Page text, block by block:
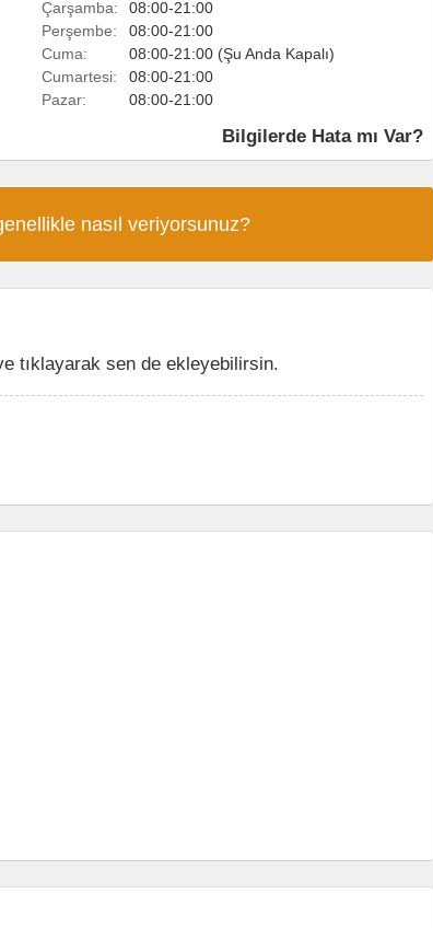
Çarşamba:
08:00-21:00
Perşembe:
08:00-21:00
Cuma:
08:00-21:00 (Şu Anda Kapalı)
Cumartesi:
08:00-21:00
Pazar:
08:00-21:00
Bilgilerde Hata mı Var?
nasıl veriyorsunuz?
tıklayarak sen de ekleyebilirsin.